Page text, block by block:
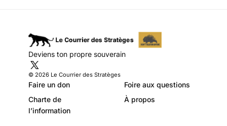
République à l’agonie. Le
referendum d’initiative
citoyenne (RIC) est l’un des
française. Réclamé
notamment par les Gilet
Deviens ton propre souverain
© 2026 Le Courrier des Stratèges
Faire un don
Foire aux questions
Charte de
l’information
À propos